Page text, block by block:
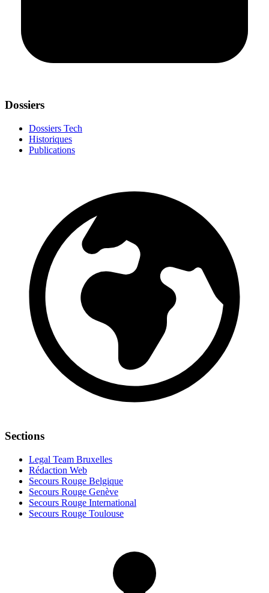
Dossiers
Dossiers Tech
Historiques
Publications
Sections
Legal Team Bruxelles
Rédaction Web
Secours Rouge Belgique
Secours Rouge Genève
Secours Rouge International
Secours Rouge Toulouse